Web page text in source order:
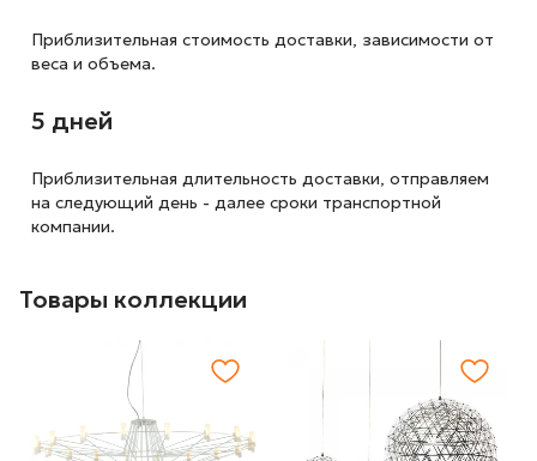
Приблизительная стоимость доставки, зависимости от
веса и объема.
5 дней
Приблизительная длительность доставки, отправляем
на следующий день - далее сроки транспортной
компании.
Товары коллекции